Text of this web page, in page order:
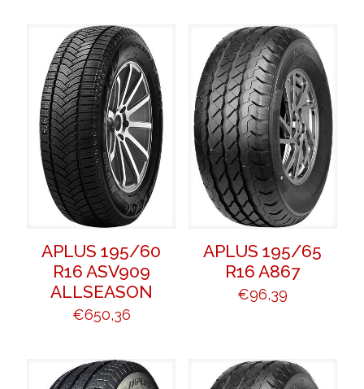
APLUS 195/60
R16 ASV909
ALLSEASON
€650,36
APLUS 195/65
R16 A867
€96,39